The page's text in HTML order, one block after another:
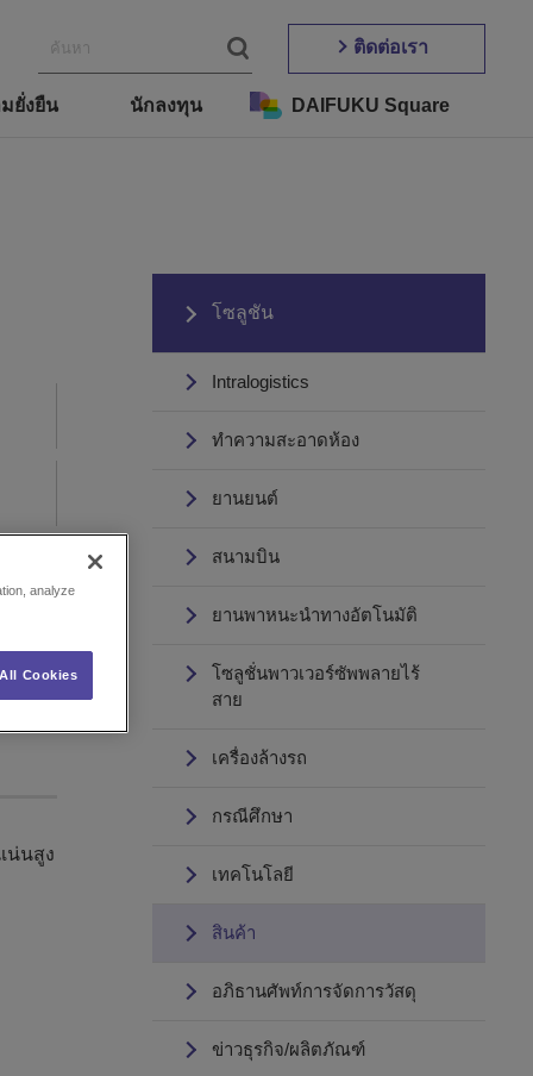
ติดต่อเรา
ยั่งยืน นักลงทุน DAIFUKU Square
น่นสูง
โซลูชัน
Intralogistics
ทำความสะอาดห้อง
ยานยนต์
สนามบิน
ยานพาหนะนำทางอัตโนมัติ
โซลูชั่นพาวเวอร์ซัพพลายไร้
สาย
เครื่องล้างรถ
กรณีศึกษา
เทคโนโลยี
สินค้า
อภิธานศัพท์การจัดการวัสดุ
ข่าวธุรกิจ/ผลิตภัณฑ์
analyze
Cookies